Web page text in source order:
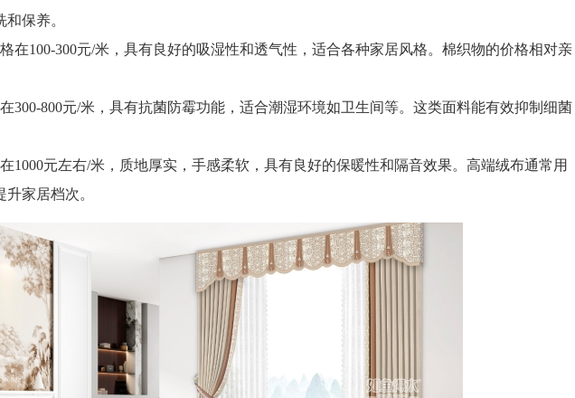
保养。
100-300元/米，具有良好的吸湿性和透气性，适合各种家居风格。棉织物的价格相对亲
800元/米，具有抗菌防霉功能，适合潮湿环境如卫生间等。这类面料能有效抑制细菌
元左右/米，质地厚实，手感柔软，具有良好的保暖性和隔音效果。高端绒布通常用
家居档次。